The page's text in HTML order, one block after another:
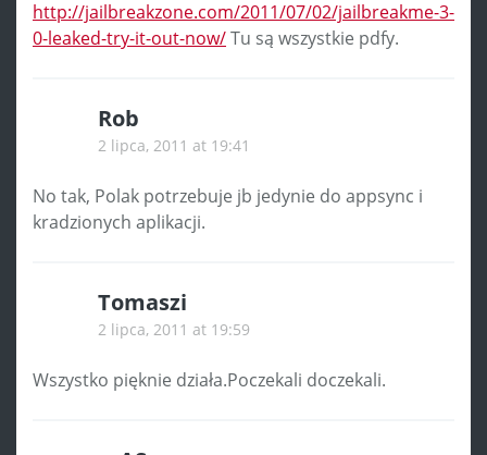
http://jailbreakzone.com/2011/07/02/jailbreakme-3-
0-leaked-try-it-out-now/Tu są wszystkie pdfy.
Rob
2 lipca, 2011 at 19:41
No tak, Polak potrzebuje jb jedynie do appsync i
kradzionych aplikacji.
Tomaszi
2 lipca, 2011 at 19:59
Wszystko pięknie działa.Poczekali doczekali.